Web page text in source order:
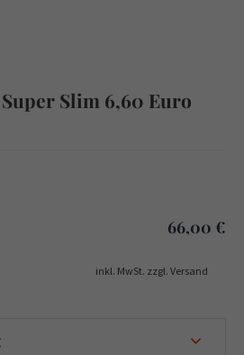
Slim 6,60 Euro
66,00 €
inkl. MwSt. zzgl. Versand